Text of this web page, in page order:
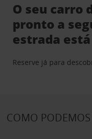
O seu carro
pronto a
estrada
Reserve já para
COMO